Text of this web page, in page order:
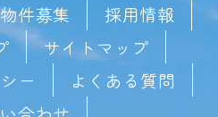
件募集
採用情報
サイトマップ
ー
よくある質問